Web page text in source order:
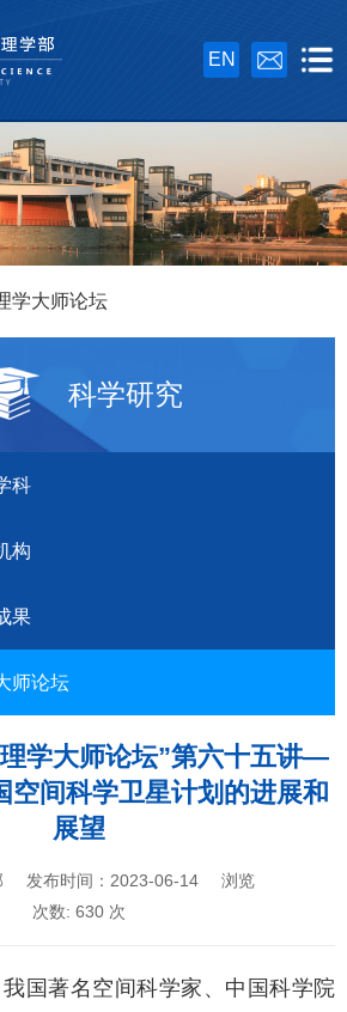
EN
学大师论坛
科学研究
科
构
果
师论坛
理学大师论坛”第六十五讲—
空间科学卫星计划的进展和
展望
发布时间：2023-06-14
浏览
次数: 630 次
国著名空间科学家、中国科学院